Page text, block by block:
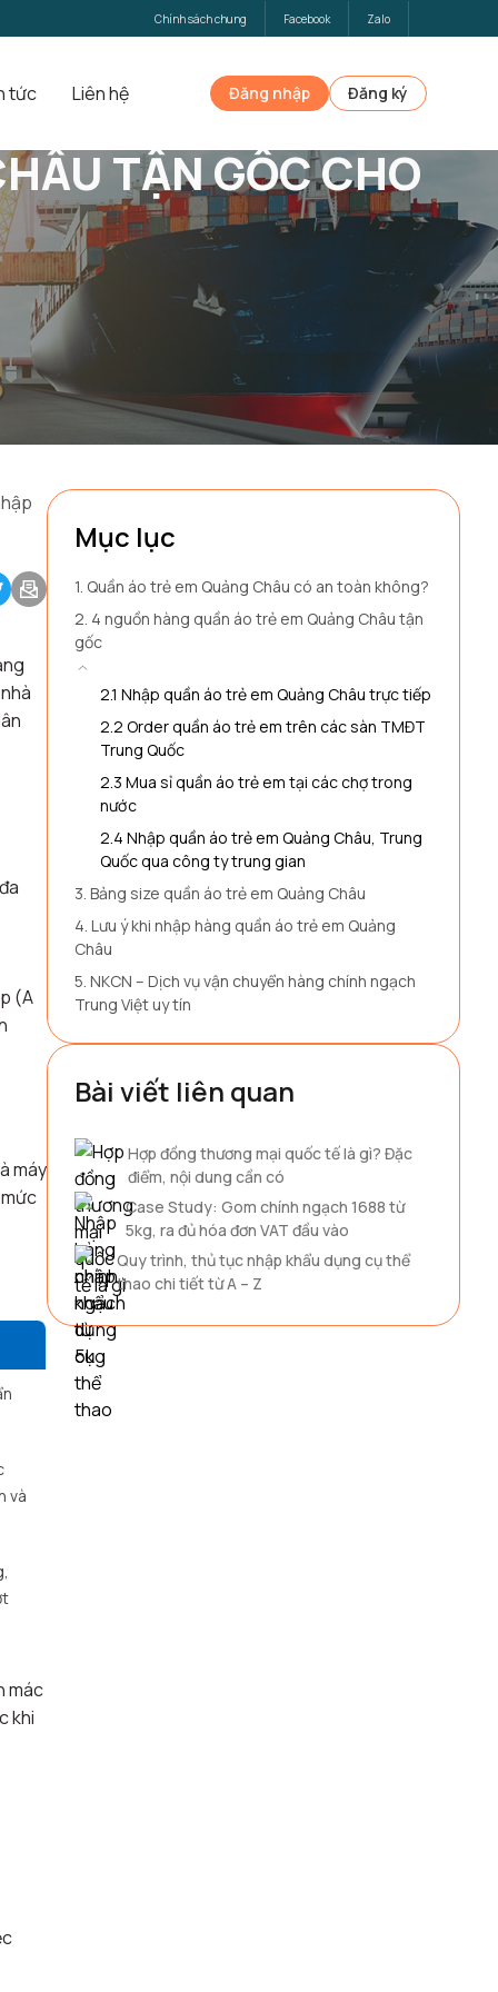
Chính sách chung Facebook Zalo
tức Liên hệ Đăng nhập Đăng ký
TẬN GỐC CHO
(A
máy
và
mác
khi
Mục lục
1. Quần áo trẻ em Quảng Châu có an toàn không?
2. 4 nguồn hàng quần áo trẻ em Quảng Châu tận
gốc
2.1 Nhập quần áo trẻ em Quảng Châu trực tiếp
2.2 Order quần áo trẻ em trên các sàn TMĐT
Trung Quốc
2.3 Mua sỉ quần áo trẻ em tại các chợ trong
nước
2.4 Nhập quần áo trẻ em Quảng Châu, Trung
Quốc qua công ty trung gian
3. Bảng size quần áo trẻ em Quảng Châu
4. Lưu ý khi nhập hàng quần áo trẻ em Quảng
Châu
5. NKCN – Dịch vụ vận chuyển hàng chính ngạch
Trung Việt uy tín
Bài viết liên quan
Hợp đồng thương mại quốc tế là gì? Đặc
điểm, nội dung cần có
Case Study: Gom chính ngạch 1688 từ
5kg, ra đủ hóa đơn VAT đầu vào
Quy trình, thủ tục nhập khẩu dụng cụ thể
thao chi tiết từ A – Z